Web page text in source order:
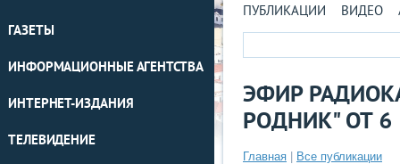
ГАЗЕТЫ
ИНФОРМАЦИОННЫЕ АГЕНТСТВА
ИНТЕРНЕТ-ИЗДАНИЯ
ТЕЛЕВИДЕНИЕ
ПУБЛИКАЦИИ ВИДЕО
ЭФИР
РОДНИК" ОТ
Главная Все публикации